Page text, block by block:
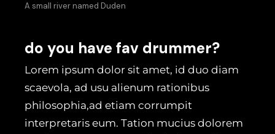
A small river named Duden
do you have fav drummer?
Lorem ipsum dolor sit amet, id duo diam
scaevola, ad usu alienum rationibus
philosophia,ad etiam corrumpit
interpretaris eum. Tation mucius dolorem